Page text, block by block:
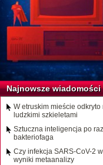
Najnowsze wiadomości
W etruskim mieście
ludzkimi szkieletami
Sztuczna inteligencja po
bakteriofaga
Czy infekcja SARS-CoV-2
wyniki metaanalizy